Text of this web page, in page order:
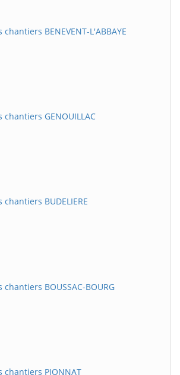
BENEVENT-L'ABBAYE
chantiers GENOUILLAC
BUDELIERE
BOUSSAC-BOURG
chantiers PIONNAT